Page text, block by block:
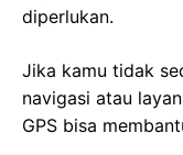
diperlukan.
Jika kamu tidak
navigasi atau
GPS bisa